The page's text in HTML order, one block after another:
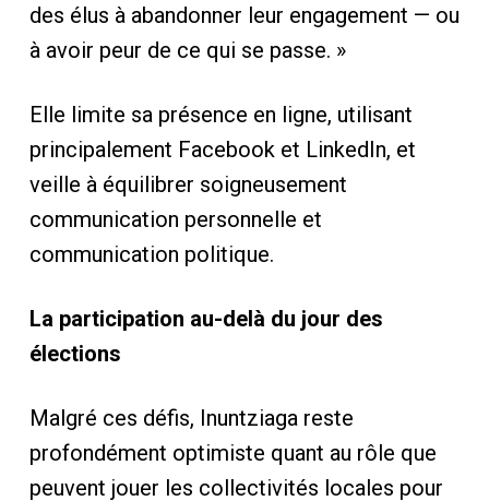
des élus à abandonner leur engagement — ou
à avoir peur de ce qui se passe. »
Elle limite sa présence en ligne, utilisant
principalement Facebook et LinkedIn, et
veille à équilibrer soigneusement
communication personnelle et
communication politique.
La participation au-delà du jour des
élections
Malgré ces défis, Inuntziaga reste
profondément optimiste quant au rôle que
peuvent jouer les collectivités locales pour